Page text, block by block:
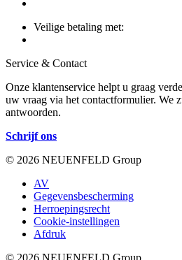
Veilige betaling met:
Service & Contact
Onze klantenservice helpt u graag
uw vraag via het contactformulier. We
antwoorden.
Schrijf ons
© 2026 NEUENFELD Group
AV
Gegevensbescherming
Herroepingsrecht
Cookie-instellingen
Afdruk
© 2026 NEUENFELD Group